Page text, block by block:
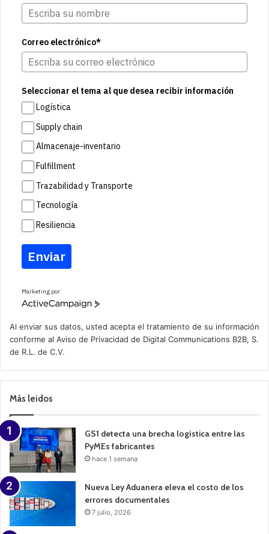
Correo electrónico*
Seleccionar el tema al que desea recibir información
Logística
Supply chain
Almacenaje-inventario
Fulfillment
Trazabilidad y Transporte
Tecnología
Resiliencia
Enviar
Marketing por
A
v
e
a
m
a
n
Al enviar sus datos, usted acepta el tratamiento de su información
conforme al Aviso de Privacidad de Digital Communications B2B, S.
de R.L. de C.V.
Más leidos
GS1 detecta una brecha logística entre las
PyMEs fabricantes
hace 1 semana
Nueva Ley Aduanera eleva el costo de los
errores documentales
7 julio, 2026